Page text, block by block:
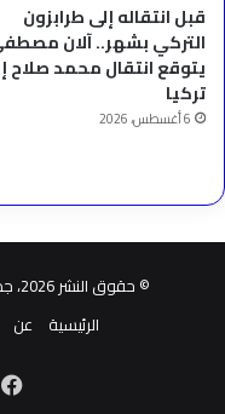
قبل انتقاله إلى طرابزون
التركي بشهر.. آلان
يتوقع انتقال محمد صلاح
تركيا
6 أغسطس، 2026
© حقوق النشر 2026، جميع الحقوق محفوظة لمجلة الفن |
الرئيسية
عن